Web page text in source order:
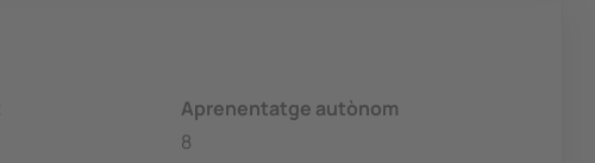
Aprenentatge autònom
8